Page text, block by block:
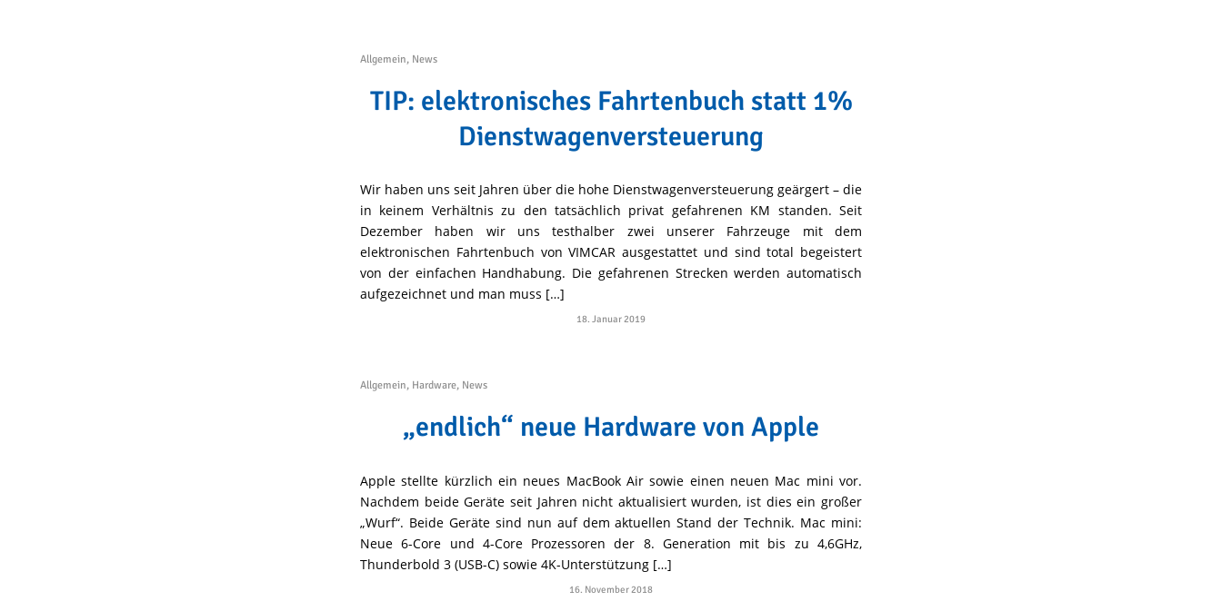
Allgemein, News
TIP: elektronisches Fahrtenbuch statt 1%
Dienstwagenversteuerung
Wir haben uns seit Jahren über die hohe Dienstwagenversteuerung geärgert – die
in keinem Verhältnis zu den tatsächlich privat gefahrenen KM standen. Seit
Dezember haben wir uns testhalber zwei unserer Fahrzeuge mit dem
elektronischen Fahrtenbuch von VIMCAR ausgestattet und sind total begeistert
von der einfachen Handhabung. Die gefahrenen Strecken werden automatisch
aufgezeichnet und man muss […]
18. Januar 2019
Allgemein, Hardware, News
„endlich“ neue Hardware von Apple
Apple stellte kürzlich ein neues MacBook Air sowie einen neuen Mac mini vor.
Nachdem beide Geräte seit Jahren nicht aktualisiert wurden, ist dies ein großer
„Wurf“. Beide Geräte sind nun auf dem aktuellen Stand der Technik. Mac mini:
Neue 6-Core und 4-Core Prozessoren der 8. Generation mit bis zu 4,6GHz,
Thunderbold 3 (USB-C) sowie 4K-Unterstützung […]
16. November 2018